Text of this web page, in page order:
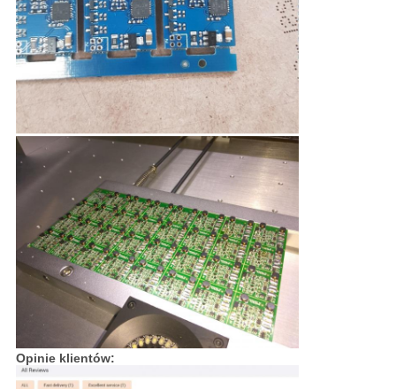
Opinie klientów: